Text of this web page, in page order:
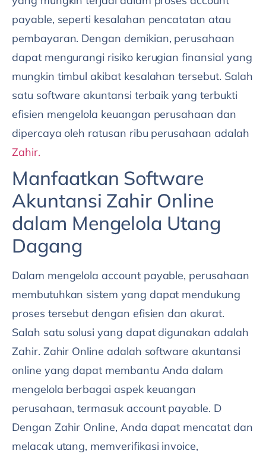
payable, seperti kesalahan pencatatan atau
pembayaran. Dengan demikian, perusahaan
dapat mengurangi risiko kerugian finansial yang
mungkin timbul akibat kesalahan tersebut. Salah
satu software akuntansi terbaik yang terbukti
efisien mengelola keuangan perusahaan dan
dipercaya oleh ratusan ribu perusahaan adalah
Zahir.
Manfaatkan Software
Akuntansi Zahir Online
dalam Mengelola Utang
Dagang
Dalam mengelola account payable, perusahaan
membutuhkan sistem yang dapat mendukung
proses tersebut dengan efisien dan akurat.
Salah satu solusi yang dapat digunakan adalah
Zahir. Zahir Online adalah software akuntansi
online yang dapat membantu Anda dalam
mengelola berbagai aspek keuangan
perusahaan, termasuk account payable. D
Dengan Zahir Online, Anda dapat mencatat dan
melacak utang, memverifikasi invoice,